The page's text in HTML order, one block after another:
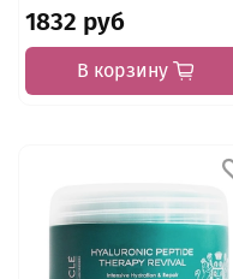
1832 руб
В корзину